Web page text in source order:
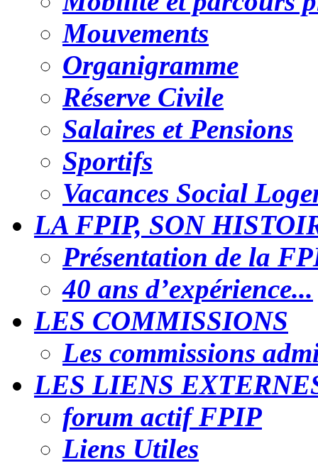
Mouvements
Organigramme
Réserve Civile
Salaires et Pensions
Sportifs
Vacances Social
LA FPIP, SON
Présentation de la
40 ans d’expérience...
LES COMMISSIONS
Les commissions
LES LIENS
forum actif FPIP
Liens Utiles